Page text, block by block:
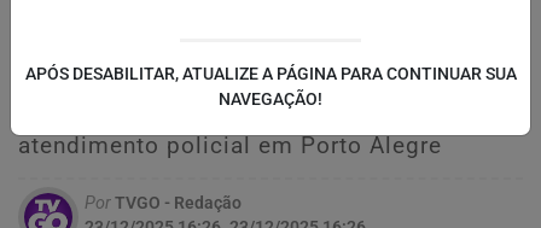
Caso envolve jovem de 29 anos morto
durante surto dentro de casa durante
atendimento policial em Porto Alegre
PorTVGO - Redação
APÓS DESABILITAR, ATUALIZE A PÁGINA PARA CONTINUAR SUA
NAVEGAÇÃO!